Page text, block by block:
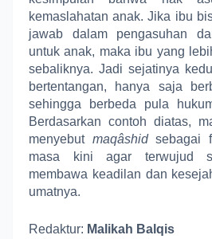
kemaslahatan anak. Jika ibu
jawab dalam pengasuhan
untuk anak, maka ibu yang
sebaliknya. Jadi sejatinya
bertentangan, hanya saja
sehingga berbeda pula
Berdasarkan contoh diatas,
menyebut maqâshidsebagai
masa kini agar terwujud
membawa keadilan dan
umatnya.
Redaktur: Malikah Balqis